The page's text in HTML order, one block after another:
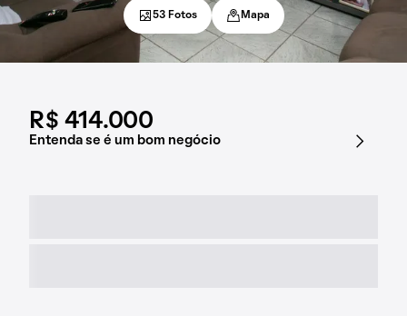
R$ 414.000
Entenda se é um bom negócio
53 Fotos Mapa